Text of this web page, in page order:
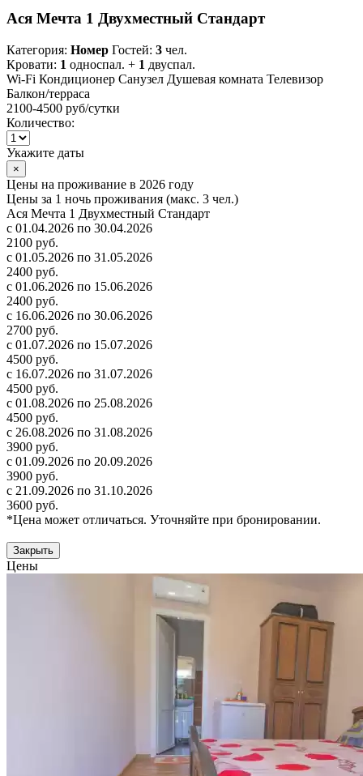
Ася Мечта 1 Двухместный Стандарт
Категория: Номер Гостей: 3 чел.
Кровати: 1 односпал. + 1 двуспал.
Wi-Fi Кондиционер Санузел Душевая комната Телевизор
Балкон/терраса
2100-4500 руб/сутки
Количество:
Укажите даты
×
Цены на проживание в 2026 году
Цены за 1 ночь проживания (макс. 3 чел.)
Ася Мечта 1 Двухместный Стандарт
с 01.04.2026 по 30.04.2026
2100 руб.
с 01.05.2026 по 31.05.2026
2400 руб.
с 01.06.2026 по 15.06.2026
2400 руб.
с 16.06.2026 по 30.06.2026
2700 руб.
с 01.07.2026 по 15.07.2026
4500 руб.
с 16.07.2026 по 31.07.2026
4500 руб.
с 01.08.2026 по 25.08.2026
4500 руб.
с 26.08.2026 по 31.08.2026
3900 руб.
с 01.09.2026 по 20.09.2026
3900 руб.
с 21.09.2026 по 31.10.2026
3600 руб.
*Цена может отличаться. Уточняйте при бронировании.
Закрыть
Цены